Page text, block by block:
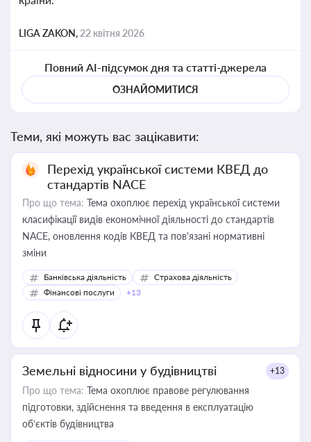
LIGA ZAKON, 22 квітня 2026
Повний AI-підсумок дня та статті-джерела
ОЗНАЙОМИТИСЯ
Теми, які можуть вас зацікавити:
Перехід української системи КВЕД до
стандартів NACE
Про що тема: Тема охоплює перехід української системи
класифікації видів економічної діяльності до стандартів
NACE, оновлення кодів КВЕД та пов'язані нормативні
зміни
Банківська діяльність
Страхова діяльність
Фінансові послуги
+13
Земельні відносини у будівництві +13
Про що тема: Тема охоплює правове регулювання
підготовки, здійснення та введення в експлуатацію
об’єктів будівництва